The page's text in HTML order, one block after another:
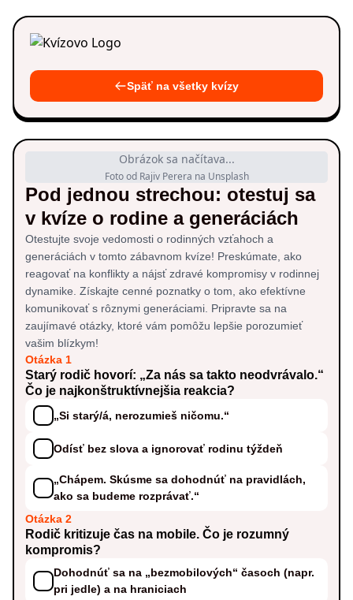
Späť na všetky kvízy
Obrázok sa načítava...
Foto od Rajiv Perera na Unsplash
Pod jednou strechou: otestuj sa
v kvíze o rodine a generáciách
Otestujte svoje vedomosti o rodinných vzťahoch a
generáciách v tomto zábavnom kvíze! Preskúmate, ako
reagovať na konflikty a nájsť zdravé kompromisy v rodinnej
dynamike. Získajte cenné poznatky o tom, ako efektívne
komunikovať s rôznymi generáciami. Pripravte sa na
zaujímavé otázky, ktoré vám pomôžu lepšie porozumieť
vašim blízkym!
Otázka 1
Starý rodič hovorí: „Za nás sa takto neodvrávalo.“
Čo je najkonštruktívnejšia reakcia?
„Si starý/á, nerozumieš ničomu.“
Odísť bez slova a ignorovať rodinu týždeň
„Chápem. Skúsme sa dohodnúť na pravidlách,
ako sa budeme rozprávať.“
Otázka 2
Rodič kritizuje čas na mobile. Čo je rozumný
kompromis?
Dohodnúť sa na „bezmobilových“ časoch (napr.
pri jedle) a na hraniciach